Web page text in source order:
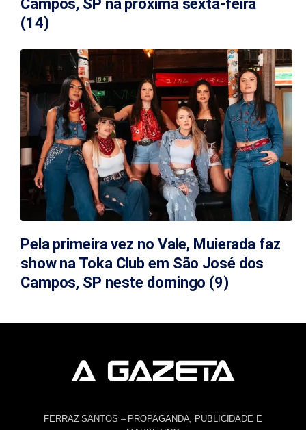
Campos, SP na próxima sexta-feira
(14)
Pela primeira vez no Vale, Muierada faz
show na Toka Club em São José dos
Campos, SP neste domingo (9)
FERRAZ SANTOS – PROPAGANDA, PUBLICIDADE E